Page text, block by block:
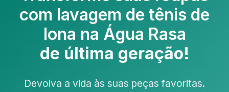
com lavagem de tênis de
lona na Água Rasa
de última geração!
Devolva a vida às suas peças favoritas.